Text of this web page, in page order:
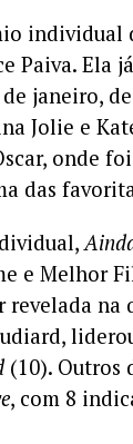
individual
Paiva. Ela
janeiro,
Jolie e
onde
das
e Melhor
revelada
(10). Outros
, com 8